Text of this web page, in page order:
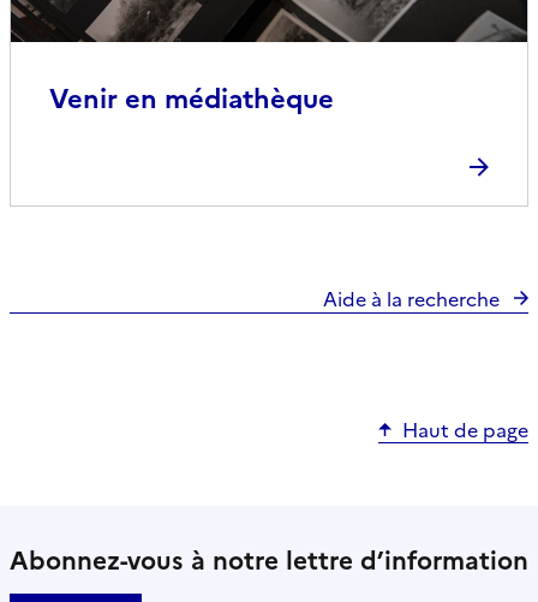
Venir en médiathèque
Aide à la recherche
Haut de page
Abonnez-vous à notre lettre d’information